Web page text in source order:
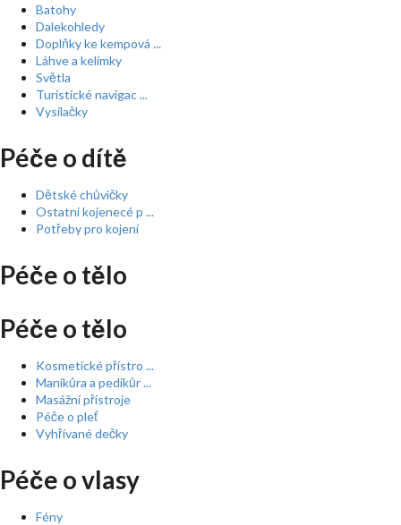
Batohy
Dalekohledy
Doplňky ke kempová ...
Láhve a kelímky
Světla
Turistické navigac ...
Vysílačky
Péče o dítě
Dětské chůvičky
Ostatní kojenecé p ...
Potřeby pro kojení
Péče o tělo
Péče o tělo
Kosmetické přístro ...
Manikůra a pedikůr ...
Masážní přístroje
Péče o pleť
Vyhřívané dečky
Péče o vlasy
Fény